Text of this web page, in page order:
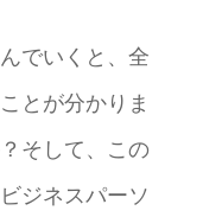
でいくと、全
とが分かりま
そして、この
ジネスパーソ